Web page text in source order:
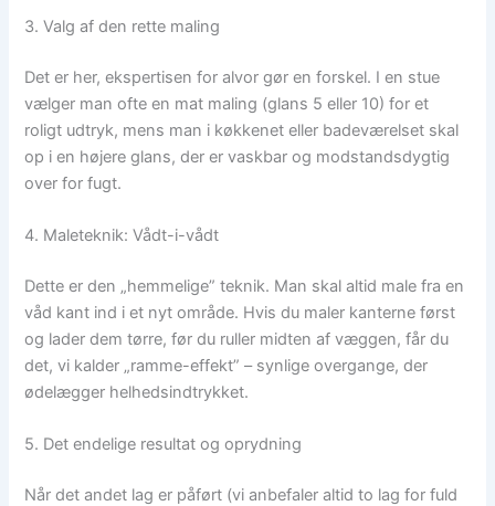
3. Valg af den rette maling
Det er her, ekspertisen for alvor gør en forskel. I en stue
vælger man ofte en mat maling (glans 5 eller 10) for et
roligt udtryk, mens man i køkkenet eller badeværelset skal
op i en højere glans, der er vaskbar og modstandsdygtig
over for fugt.
4. Maleteknik: Vådt-i-vådt
Dette er den „hemmelige” teknik. Man skal altid male fra en
våd kant ind i et nyt område. Hvis du maler kanterne først
og lader dem tørre, før du ruller midten af væggen, får du
det, vi kalder „ramme-effekt” – synlige overgange, der
ødelægger helhedsindtrykket.
5. Det endelige resultat og oprydning
Når det andet lag er påført (vi anbefaler altid to lag for fuld